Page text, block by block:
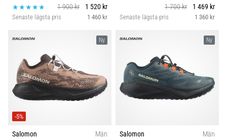
1 900 kr
1 520 kr
Senaste lägsta pris 1 460 kr
1 700 kr
1 469 kr
Senaste lägsta pris 1 360 kr
Ny
-5%
Salomon
Män
Ny
Salomon
Män